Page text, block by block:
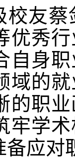
校友
优秀
自身
域的
的职
牢学
备应对